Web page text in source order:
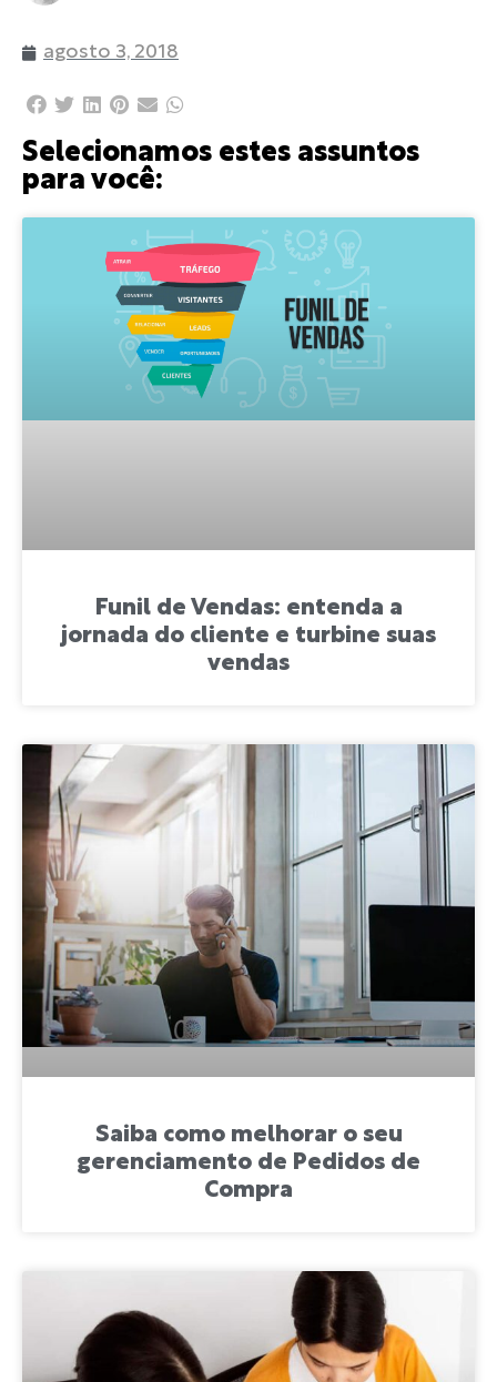
agosto 3, 2018
Selecionamos estes assuntos
para você:
Funil de Vendas: entenda a
jornada do cliente e turbine suas
vendas
Saiba como melhorar o seu
gerenciamento de Pedidos de
Compra